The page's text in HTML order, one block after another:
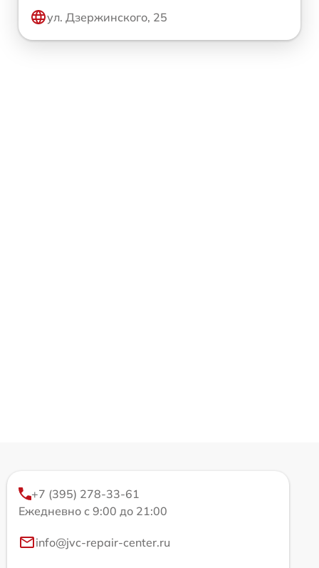
ул. Дзержинского, 25
+7 (395) 278-33-61
Ежедневно с 9:00 до 21:00
info@jvc-repair-center.ru